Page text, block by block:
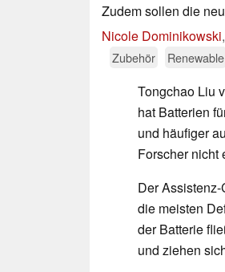
Zudem sollen die
Nicole Dominikowski,
Zubehör Renewable
Tongchao Liu
hat Batterien
und häufiger
Forscher nicht
Der
die meisten
der Batterie
und ziehen